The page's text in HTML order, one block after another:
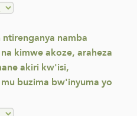
namba
kimwe akoze, araheza
akiri kw'isi,
buzima bw'inyuma yo